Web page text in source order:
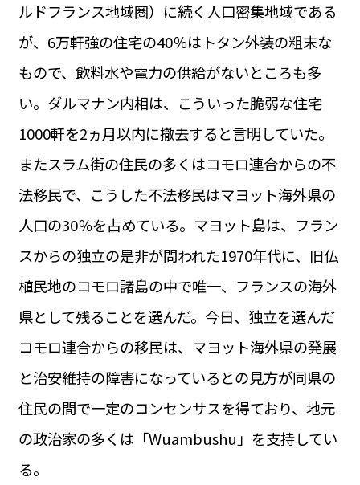
ルドフランス地域圏）に続く人口密集地域である
が、6万軒強の住宅の40％はトタン外装の粗末な
もので、飲料水や電力の供給がないところも多
い。ダルマナン内相は、こういった脆弱な住宅
1000軒を2ヵ月以内に撤去すると言明していた。
またスラム街の住民の多くはコモロ連合からの不
法移民で、こうした不法移民はマヨット海外県の
人口の30％を占めている。マヨット島は、フラン
スからの独立の是非が問われた1970年代に、旧仏
植民地のコモロ諸島の中で唯一、フランスの海外
県として残ることを選んだ。今日、独立を選んだ
コモロ連合からの移民は、マヨット海外県の発展
と治安維持の障害になっているとの見方が同県の
住民の間で一定のコンセンサスを得ており、地元
の政治家の多くは「Wuambushu」を支持してい
る。